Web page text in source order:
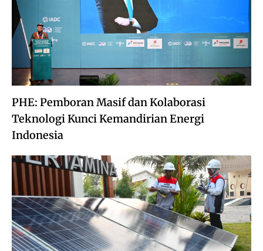
PHE: Pemboran Masif dan Kolaborasi
Teknologi Kunci Kemandirian Energi
Indonesia